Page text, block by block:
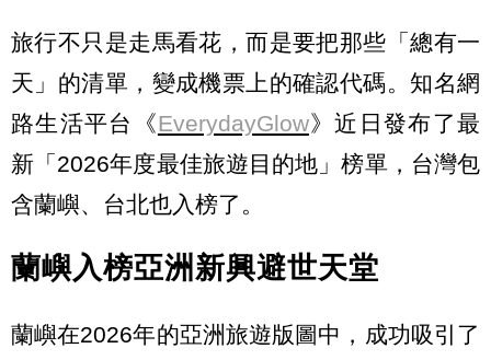
旅行不只是走馬看花，而是要把那些「總有一
天」的清單，變成機票上的確認代碼。知名網
路生活平台《EverydayGlow》近日發布了最
新「2026年度最佳旅遊目的地」榜單，台灣包
含蘭嶼、台北也入榜了。
蘭嶼入榜亞洲新興避世天堂
蘭嶼在2026年的亞洲旅遊版圖中，成功吸引了